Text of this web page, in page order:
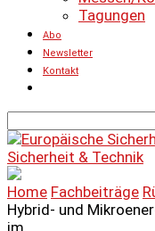
Tagungen
Abo
Newsletter
Kontakt
Sicherheit & Technik
Home Fachbeiträge
Hybrid- und
im...